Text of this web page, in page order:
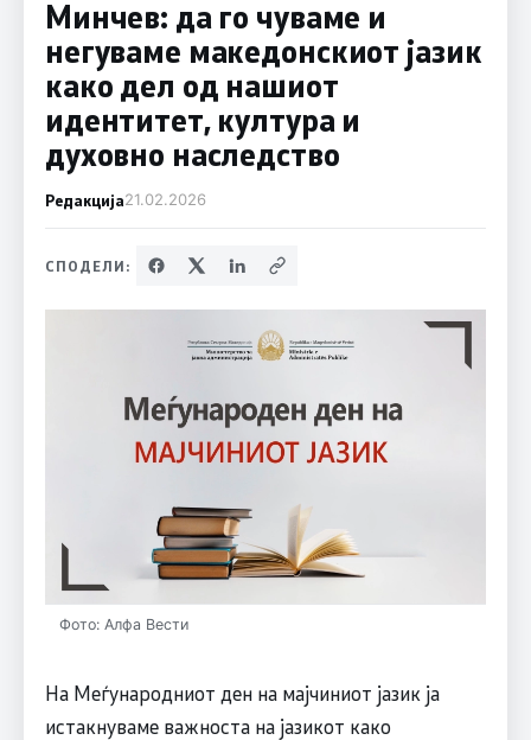
Минчев: да го чуваме и
негуваме македонскиот јазик
како дел од нашиот
идентитет, култура и
духовно наследство
Редакција21.02.2026
СПОДЕЛИ:
Фото: Алфа Вести
На Меѓународниот ден на мајчиниот јазик ја
истакнуваме важноста на јазикот како